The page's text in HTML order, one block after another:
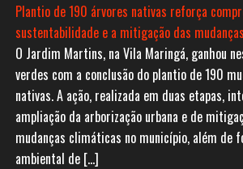
Plantio de 190 árvores nativas reforça
sustentabilidade e a mitigação das
O Jardim Martins, na Vila Maringá, ganhou
verdes com a conclusão do plantio de 190
nativas. A ação, realizada em duas etapas,
ampliação da arborização urbana e de
mudanças climáticas no município, além de
ambiental de […]